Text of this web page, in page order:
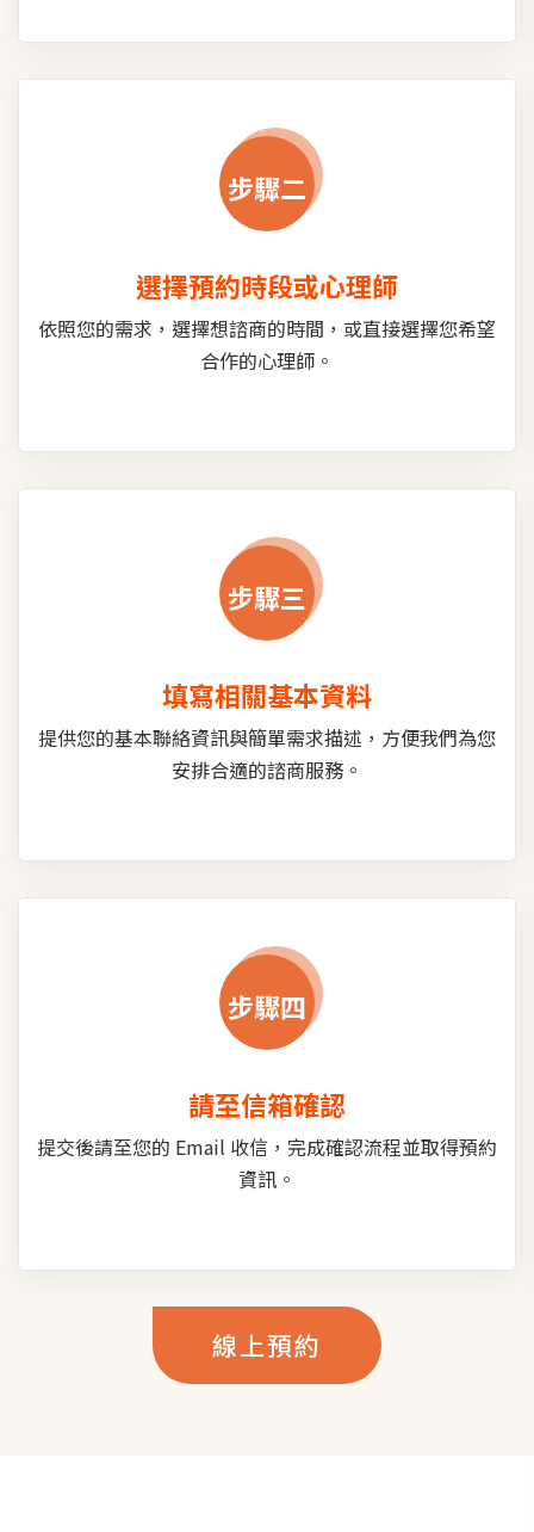
步驟二
選擇預約時段或心理師
依照您的需求，選擇想諮商的時間，或直接選擇您希望
合作的心理師。
步驟三
填寫相關基本資料
提供您的基本聯絡資訊與簡單需求描述，方便我們為您
安排合適的諮商服務。
步驟四
請至信箱確認
提交後請至您的 Email 收信，完成確認流程並取得預約
資訊。
線上預約